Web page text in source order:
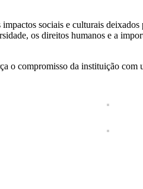
sociais e culturais deixados
os direitos humanos e a
o compromisso da instituição com